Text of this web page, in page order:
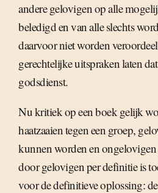
andere gelovigen op alle
beledigd en van alle slechts
daarvoor niet worden
gerechtelijke uitspraken laten
godsdienst.
Nu kritiek op een boek gelijk
haatzaaien tegen een groep,
kunnen worden en
door gelovigen per definitie is
voor de definitieve oplossing: